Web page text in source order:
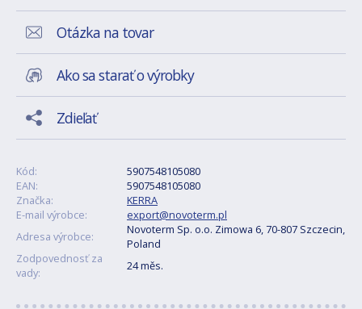
Otázka na tovar
Ako sa starať o výrobky
Zdieľať
Kód:
5907548105080
EAN:
5907548105080
Značka:
KERRA
E-mail výrobce:
export@novoterm.pl
Adresa výrobce:
Novoterm Sp. o.o. Zimowa 6, 70-807 Szczecin,
Poland
Zodpovednosť za
vady:
24 měs.